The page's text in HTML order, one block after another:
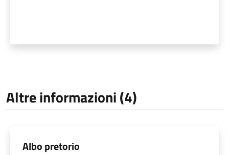
Altre informazioni (4)
Albo pretorio